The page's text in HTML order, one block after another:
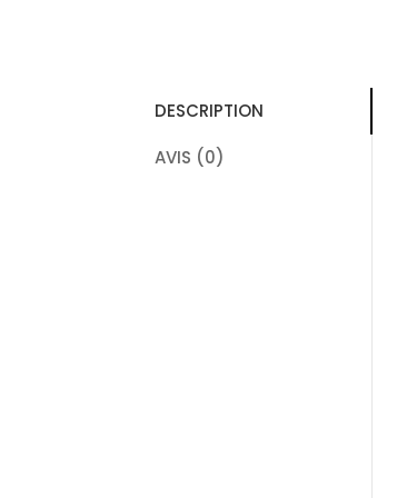
DESCRIPTION
AVIS (0)